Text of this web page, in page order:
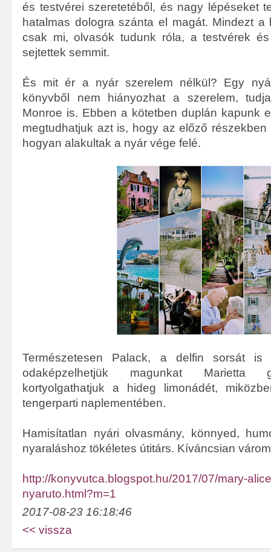
és testvérei szeretetéből, és nagy lépéseket
hatalmas dologra szánta el magát. Mindezt a
csak mi, olvasók tudunk róla, a testvérek
sejtettek semmit.
És mit ér a nyár szerelem nélkül? Egy
könyvből nem hiányozhat a szerelem,
Monroe is. Ebben a kötetben duplán kapunk
megtudhatjuk azt is, hogy az előző
hogyan alakultak a nyár vége felé.
Természetesen Palack, a delfin sorsát is
odaképzelhetjük magunkat Marietta
kortyolgathatjuk a hideg limonádét,
tengerparti naplementében.
Hamisítatlan nyári olvasmány, könnyed,
nyaraláshoz tökéletes útitárs. Kíváncsian
http://konyvutca.blogspot.hu/2017/07/mary-
nyaruto.html?m=1
2017-08-23 16:18:46
<< vissza